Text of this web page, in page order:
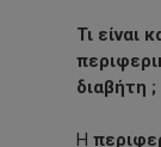
Τι είναι
διαβήτη ;
Η